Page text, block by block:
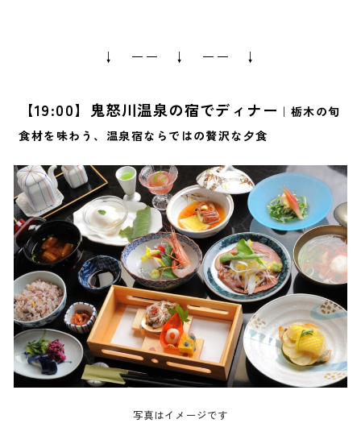
↓ ーー ↓ ーー ↓
【19:00】鬼怒川温泉の宿でディナー ｜栃木の旬
食材を味わう、温泉宿ならではの贅沢な夕食
写真はイメージです